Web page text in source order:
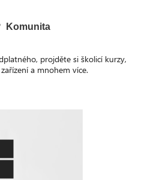
Komunita
projděte si školicí kurzy,
a mnohem více.